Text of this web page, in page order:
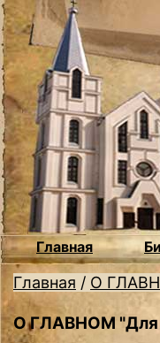
Главная
Главная / О
О ГЛАВНОМ "Для